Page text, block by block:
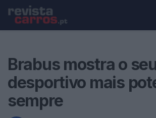
Brabus mostra o
desportivo mais
sempre